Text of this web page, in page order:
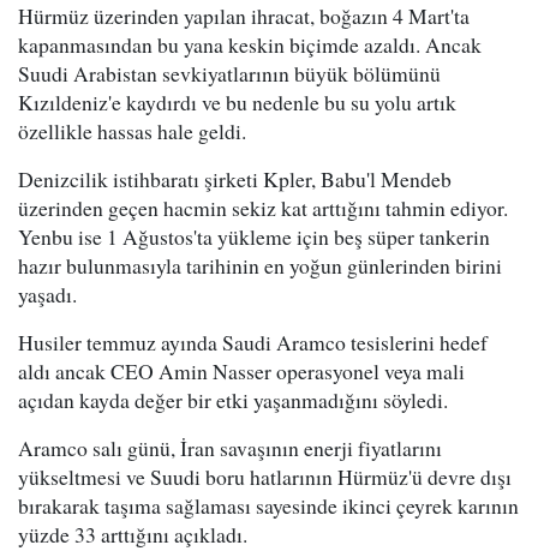
Hürmüz üzerinden yapılan ihracat, boğazın 4 Mart'ta
kapanmasından bu yana keskin biçimde azaldı. Ancak
Suudi Arabistan sevkiyatlarının büyük bölümünü
Kızıldeniz'e kaydırdı ve bu nedenle bu su yolu artık
özellikle hassas hale geldi.
Denizcilik istihbaratı şirketi Kpler, Babu'l Mendeb
üzerinden geçen hacmin sekiz kat arttığını tahmin ediyor.
Yenbu ise 1 Ağustos'ta yükleme için beş süper tankerin
hazır bulunmasıyla tarihinin en yoğun günlerinden birini
yaşadı.
Husiler temmuz ayında Saudi Aramco tesislerini hedef
aldı ancak CEO Amin Nasser operasyonel veya mali
açıdan kayda değer bir etki yaşanmadığını söyledi.
Aramco salı günü, İran savaşının enerji fiyatlarını
yükseltmesi ve Suudi boru hatlarının Hürmüz'ü devre dışı
bırakarak taşıma sağlaması sayesinde ikinci çeyrek karının
yüzde 33 arttığını açıkladı.